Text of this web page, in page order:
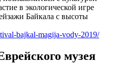
в экологической игре
Байкала с высоты
bajkal-magija-vody-2019/
музея